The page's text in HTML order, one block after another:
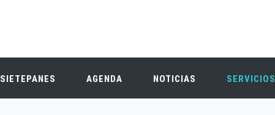
SIETEPANES AGENDA NOTICIAS SERVICIOS